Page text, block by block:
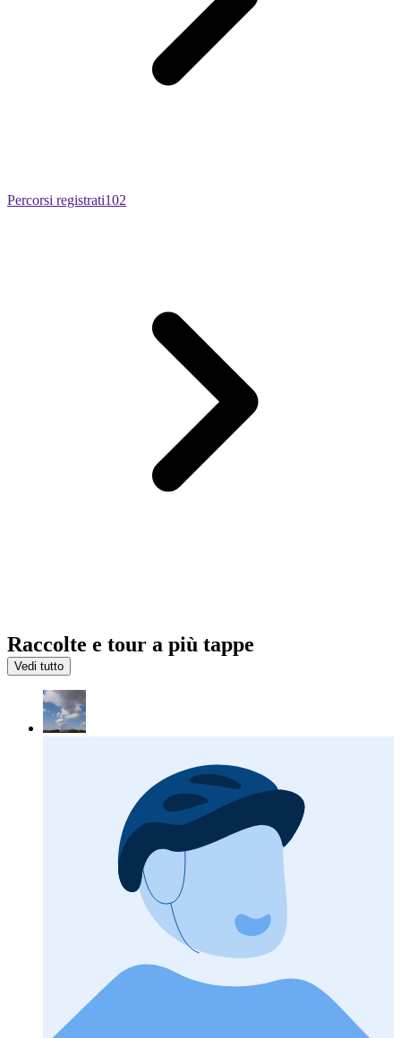
Percorsi registrati102
Raccolte e tour a più tappe
Vedi tutto